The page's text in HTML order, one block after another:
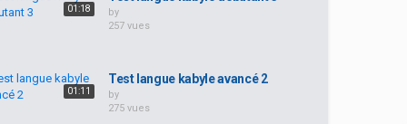
01:18
by
257 vues
01:11
Test langue kabyle avancé 2
by
275 vues